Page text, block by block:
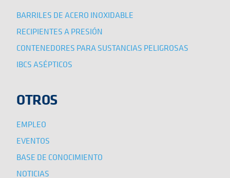
BARRILES DE ACERO INOXIDABLE
RECIPIENTES A PRESIÓN
CONTENEDORES PARA SUSTANCIAS PELIGROSAS
IBCS ASÉPTICOS
OTROS
EMPLEO
EVENTOS
BASE DE CONOCIMIENTO
NOTICIAS